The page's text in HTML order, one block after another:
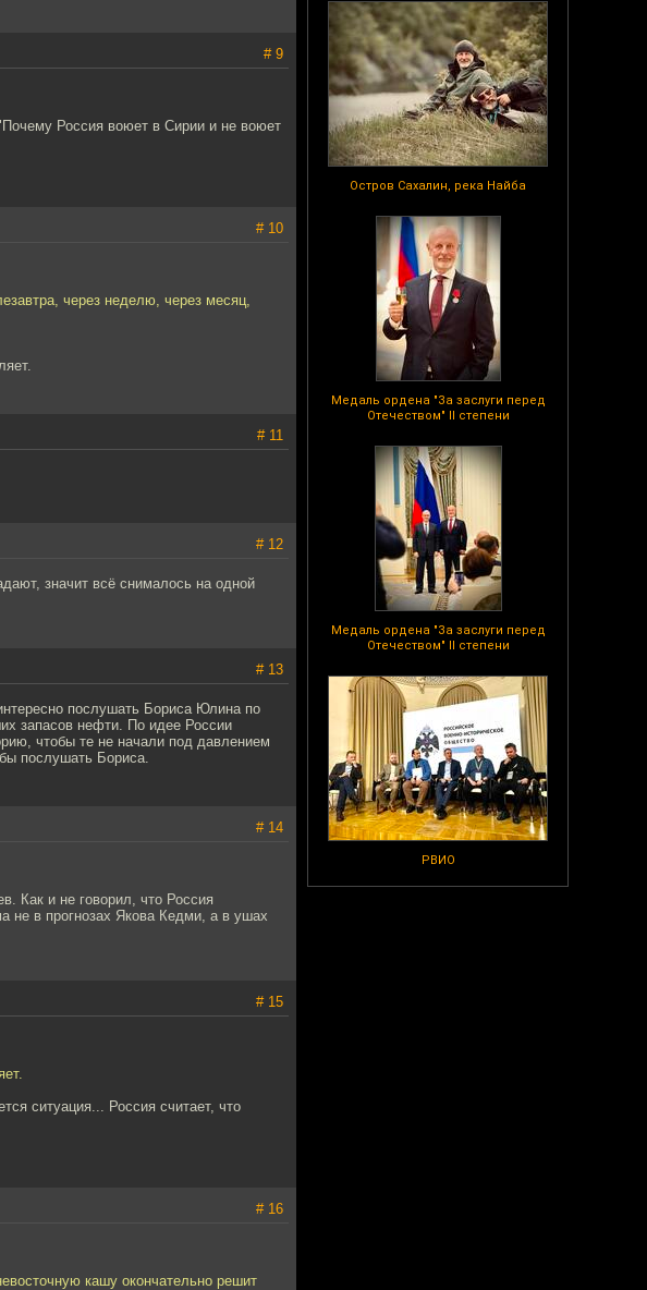
Остров Сахалин, река Найба
Медаль ордена "За заслуги перед
Отечеством" II степени
Медаль ордена "За заслуги перед
Отечеством" II степени
РВИО
# 9
Россия воюет в Сирии и не воюет
# 10
через неделю, через месяц,
# 11
# 12
значит всё снималось на одной
# 13
послушать Бориса Юлина по
запасов нефти. По идее России
чтобы те не начали под давлением
послушать Бориса.
# 14
Как и не говорил, что Россия
не в прогнозах Якова Кедми, а в ушах
# 15
ситуация... Россия считает, что
# 16
кашу окончательно решит